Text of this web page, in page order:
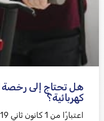
هل تحتاج إلى رخصة
كهربائية؟